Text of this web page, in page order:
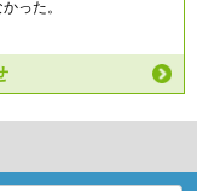
った。